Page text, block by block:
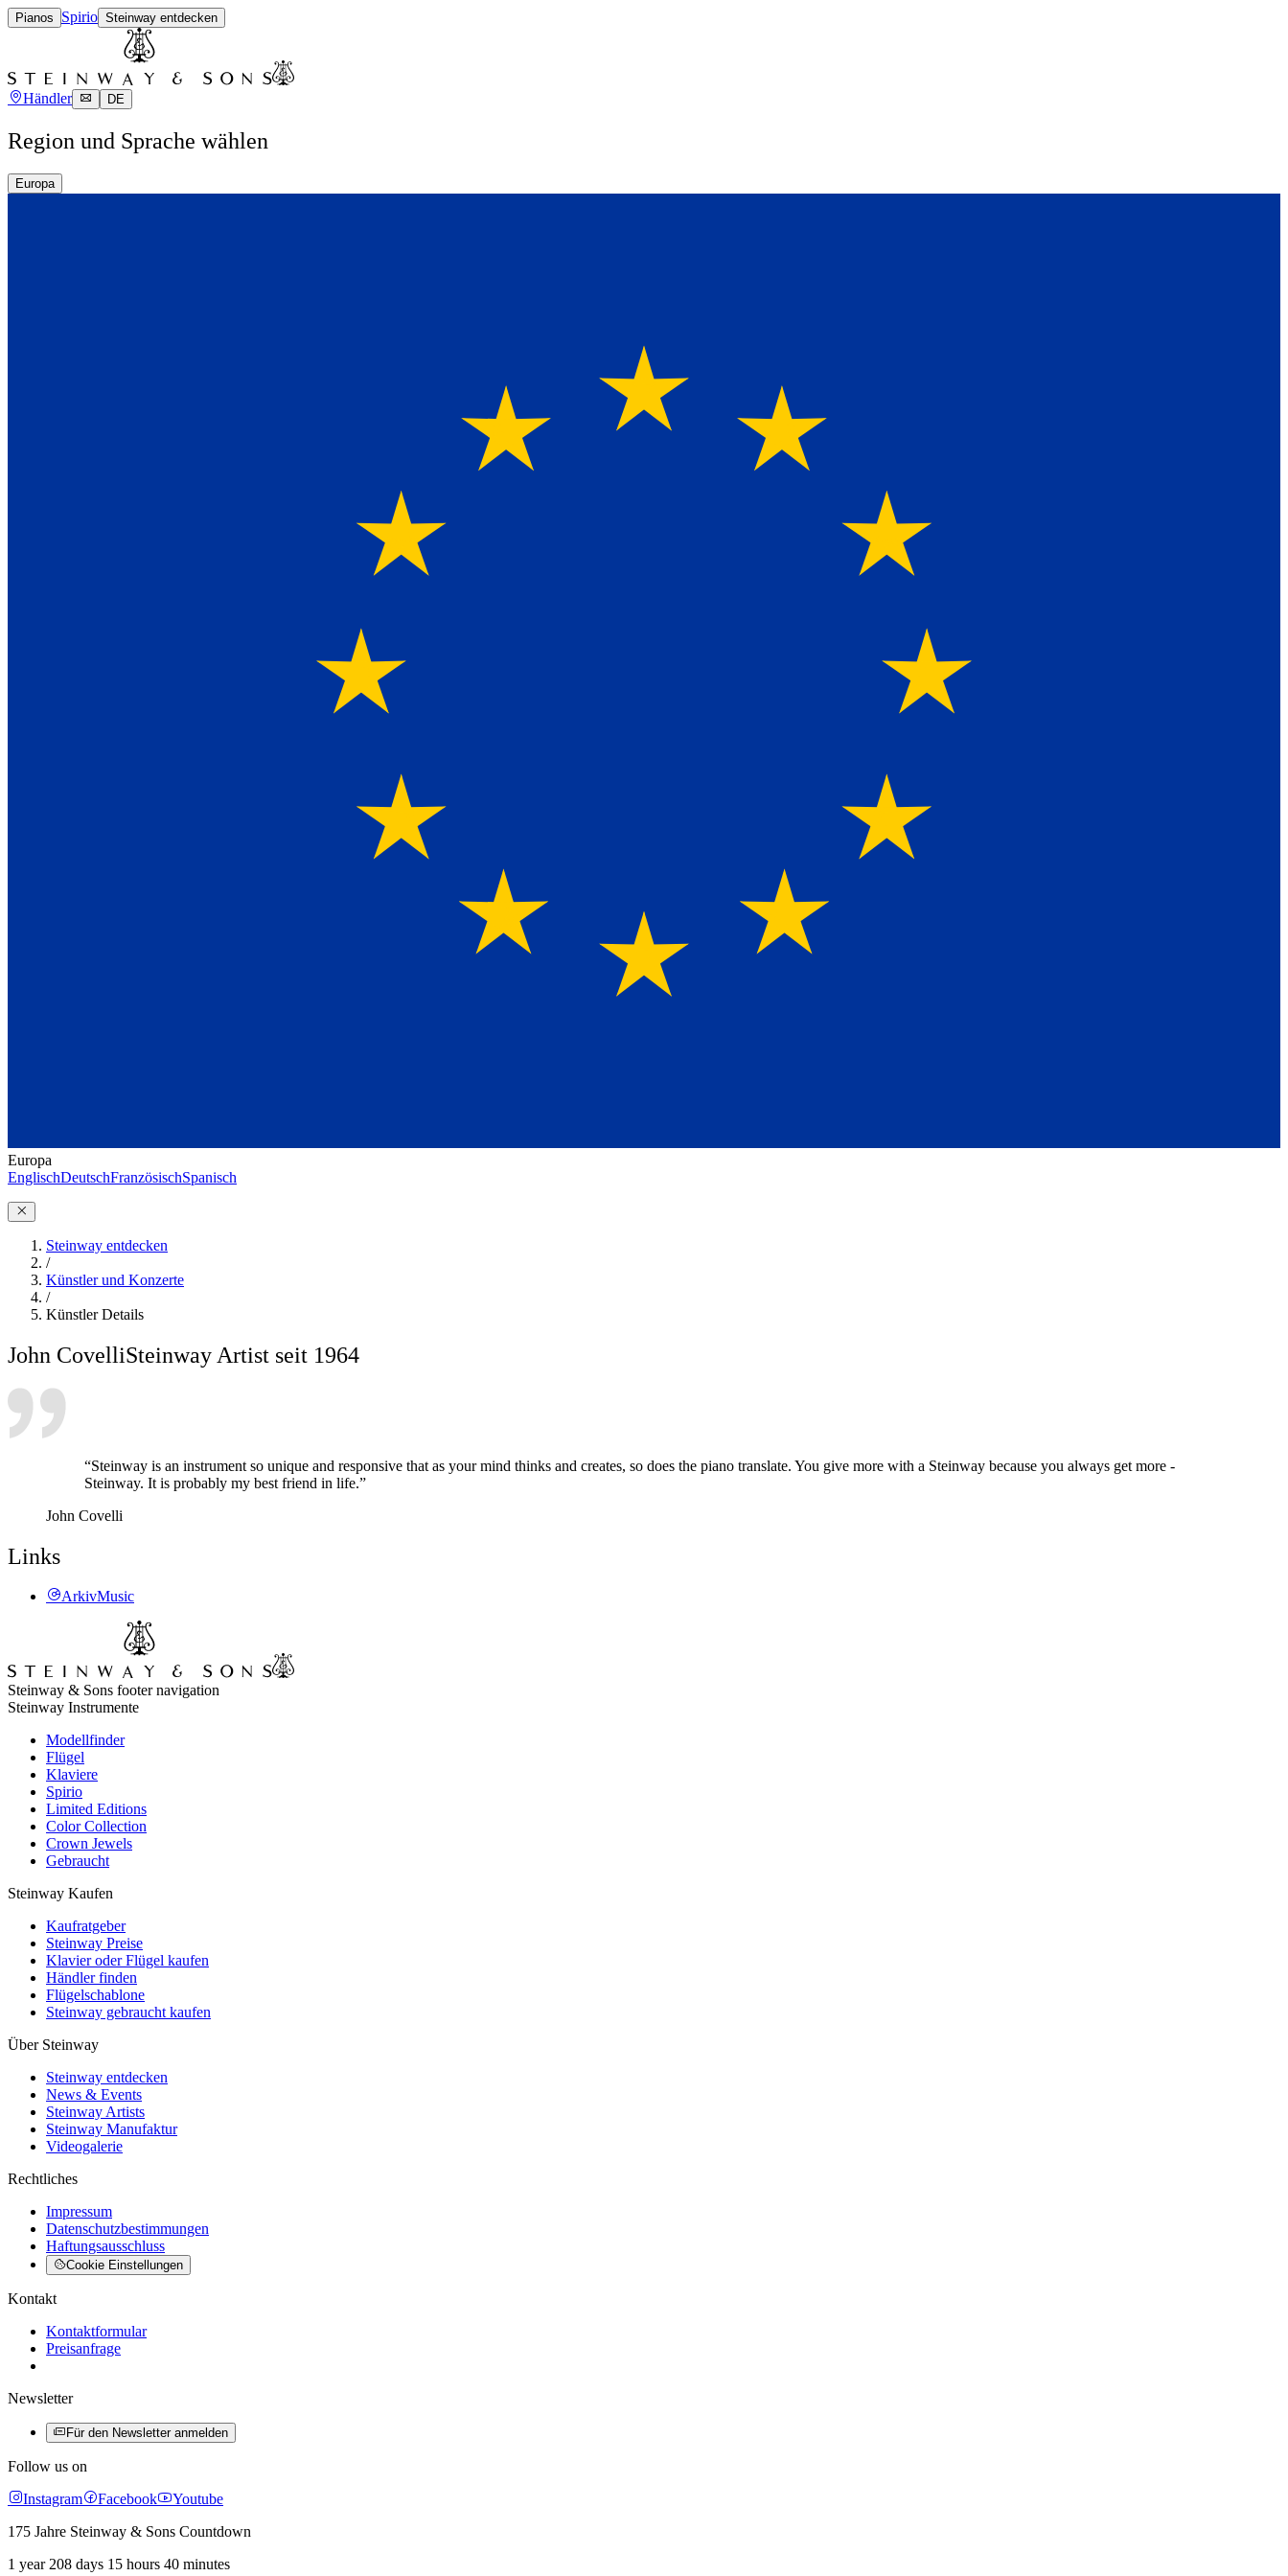
Pianos Spirio Steinway entdecken
Händler DE
Region und Sprache wählen
Europa
Europa
EnglischDeutschFranzösischSpanisch
Steinway entdecken
/
Künstler und Konzerte
/
Künstler Details
John CovelliSteinway Artist seit 1964
“Steinway is an instrument so unique and responsive that as your mind thinks and creates, so does the piano translate. You give more with a Steinway because you always get more -
Steinway. It is probably my best friend in life.”
John Covelli
Links
ArkivMusic
Steinway & Sons footer navigation
Steinway Instrumente
Modellfinder
Flügel
Klaviere
Spirio
Limited Editions
Color Collection
Crown Jewels
Gebraucht
Steinway Kaufen
Kaufratgeber
Steinway Preise
Klavier oder Flügel kaufen
Händler finden
Flügelschablone
Steinway gebraucht kaufen
Über Steinway
Steinway entdecken
News & Events
Steinway Artists
Steinway Manufaktur
Videogalerie
Rechtliches
Impressum
Datenschutzbestimmungen
Haftungsausschluss
Cookie Einstellungen
Kontakt
Kontaktformular
Preisanfrage
Newsletter
Für den Newsletter anmelden
Follow us on
Instagram
Facebook
Youtube
175 Jahre Steinway & Sons Countdown
1 year 208 days 15 hours 40 minutes